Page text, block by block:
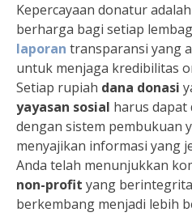
Kepercayaan donatur
berharga bagi setiap
laporan transparansi yang
untuk menjaga kredibilitas
Setiap rupiah dana donasi
yayasan sosial harus
dengan sistem pembukuan
menyajikan informasi yang
Anda telah menunjukkan
non-profit yang
berkembang menjadi lebih